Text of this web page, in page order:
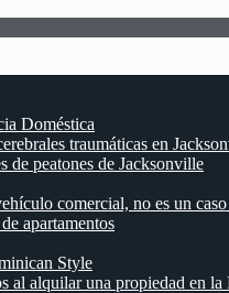
Doméstica
traumáticas en
de peatones de Jacksonville
comercial, no es un
apartamentos
Style
al alquilar una propiedad en la